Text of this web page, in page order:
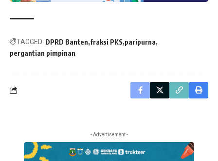
TAGGED: DPRD Banten fraksi PKS paripurna
pergantian pimpinan
- Advertisement -